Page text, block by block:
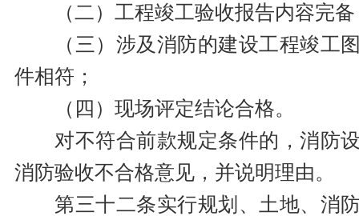
（二）工程竣工验收报告内容完
（三）涉及消防的建设工程竣工
件相符；
（四）现场评定结论合格。
对不符合前款规定条件的，消防
消防验收不合格意见，并说明理由。
第三十二条实行规划、土地、消